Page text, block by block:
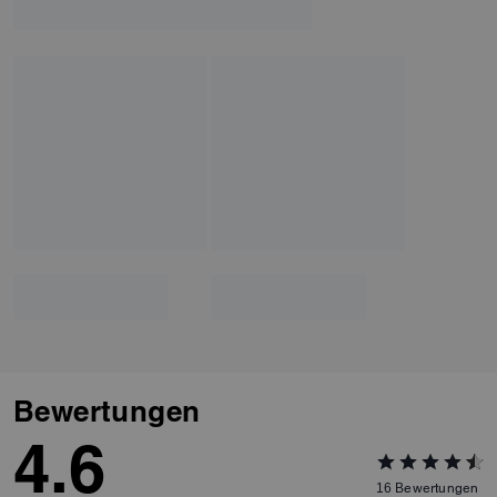
Bewertungen
4.6 16 Bewertungen